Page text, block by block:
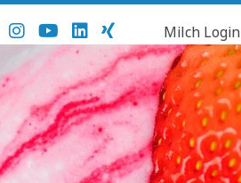
Milch Login